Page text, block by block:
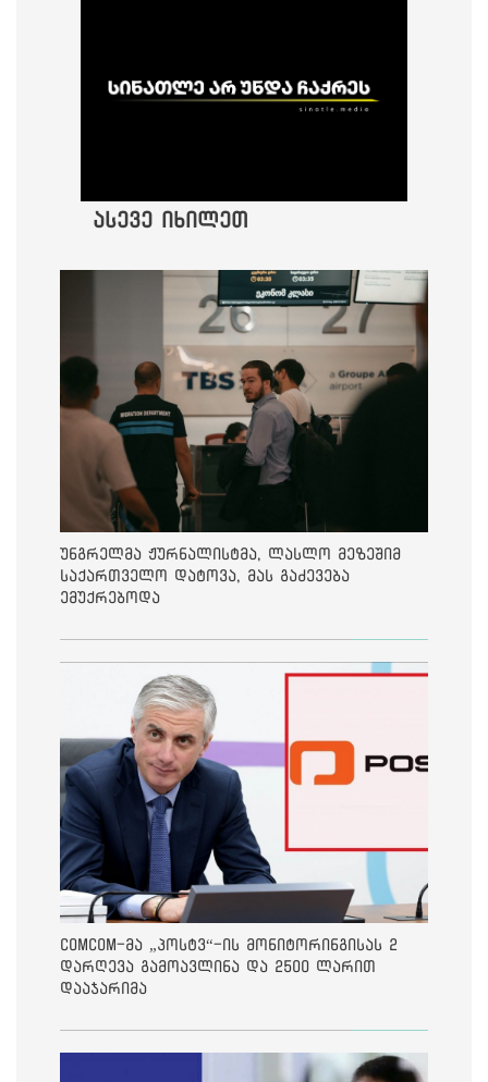
ასევე იხილეთ
უნგრელმა ჟურნალისტმა, ლასლო მეზეშიმ
საქართველო დატოვა, მას გაძევება
ემუქრებოდა
ComCom-მა „პოსტვ“-ის მონიტორინგისას 2
დარღევა გამოავლინა და 2500 ლარით
დააჯარიმა